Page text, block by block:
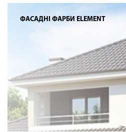
ФАСАДНІ ФАРБИ ELEMENT